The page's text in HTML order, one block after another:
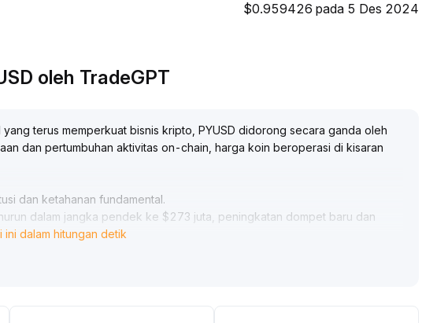
$0.959426 pada 5 Des 2024
oleh TradeGPT
terus memperkuat bisnis kripto, PYUSD didorong secara ganda oleh
dan pertumbuhan aktivitas on-chain, harga koin beroperasi di kisaran
dan ketahanan fundamental.
dalam jangka pendek ke $273 juta, peningkatan dompet baru dan
secara struktural membuktikan mekanisme patokan yang kuat dan disertai
tingkat bunga makro, ekosistem DeFi meluncurkan produk pinjaman
dalam hitungan detik